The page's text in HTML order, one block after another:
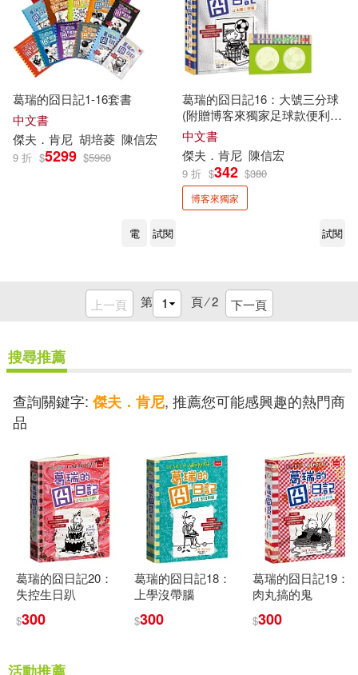
葛瑞的囧日記1-16套書
中文書
傑夫 ． 肯尼 胡培菱 陳信宏
9 折 $5299 $5968
電 試閱
葛瑞的囧日記16：大號三分球
(附贈博客來獨家足球款便利
貼)
中文書
傑夫 ． 肯尼 陳信宏
9 折 $342 $380
博客來獨家
試閱
上一頁 第 頁 ⁄2 下一頁
搜尋推薦
查詢關鍵字:傑夫．肯尼, 推薦您可能感興趣的熱門商
品
葛瑞的囧日記20：
失控生日趴
$300
葛瑞的囧日記18：
上學沒帶腦
$300
葛瑞的囧日記19：
肉丸搞的鬼
$300